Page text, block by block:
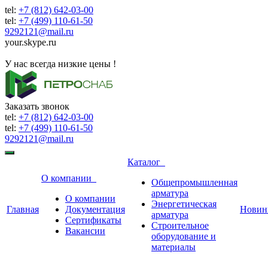
tel: +7 (812) 642-03-00
tel: +7 (499) 110-61-50
9292121@mail.ru
your.skype.ru
У нас всегда низкие цены !
Заказать звонок
tel: +7 (812) 642-03-00
tel: +7 (499) 110-61-50
9292121@mail.ru
Главная
О компании
О компании
Документация
Сертификаты
Вакансии
Каталог
Общепромышленная
арматура
Энергетическая
арматура
Строительное
оборудование и
материалы